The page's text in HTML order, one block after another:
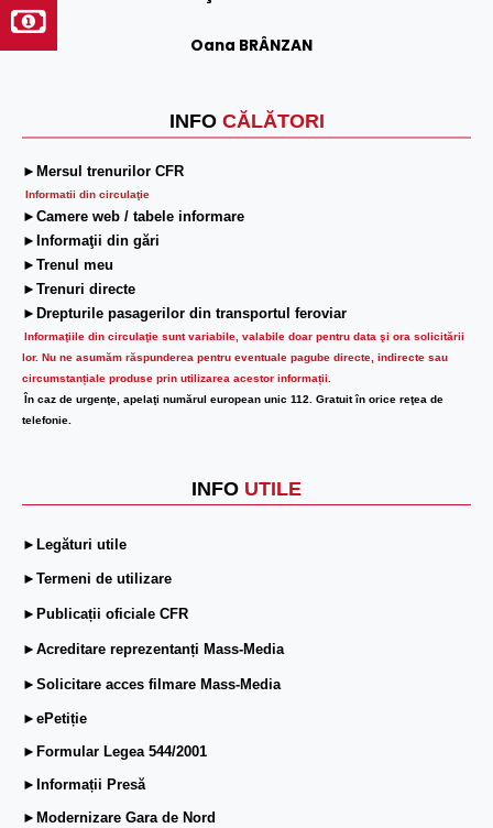
INFO CĂLĂTORI
►Mersul trenurilor CFR
Informatii din circulaţie
►Camere web / tabele informare
►Informaţii din gări
►Trenul meu
►Trenuri directe
►Drepturile pasagerilor din transportul feroviar
Informaţiile din circulaţie sunt variabile, valabile doar pentru data şi ora solicitării
lor. Nu ne asumăm răspunderea pentru eventuale pagube directe, indirecte sau
circumstanțiale produse prin utilizarea acestor informații.
În caz de urgenţe, apelaţi numărul european unic 112. Gratuit în orice reţea de
telefonie.
INFO UTILE
►Legături utile
►Termeni de utilizare
►Publicații oficiale CFR
►Acreditare reprezentanți Mass-Media
►Solicitare acces filmare Mass-Media
►ePetiție
►Formular Legea 544/2001
►Informații Presă
►Modernizare Gara de Nord
Oana BRÂNZAN